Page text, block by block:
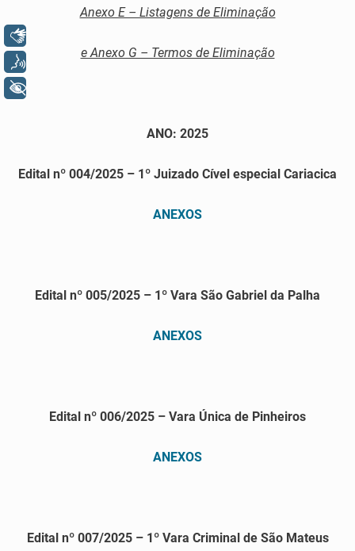
Anexo E – Listagens de Eliminação
e Anexo G – Termos de Eliminação
ANO: 2025
Edital nº 004/2025 – 1º Juizado Cível especial Cariacica
ANEXOS
Edital nº 005/2025 – 1º Vara São Gabriel da Palha
ANEXOS
Edital nº 006/2025 – Vara Única de Pinheiros
ANEXOS
Edital nº 007/2025 – 1º Vara Criminal de São Mateus